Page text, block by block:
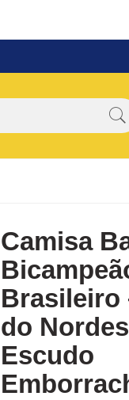
Camisa
Brasileiro
do
Escudo